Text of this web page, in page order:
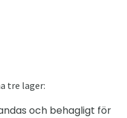
tre lager:
och behagligt för